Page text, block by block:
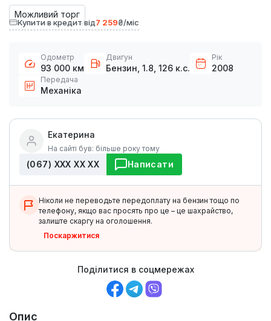
Можливий торг
Купити в кредит від7 259₴/міс
Одометр
93 000 км
Двигун
Бензин, 1.8, 126 к.с.
Рік
2008
Передача
Механіка
Екатерина
На сайті був: більше року тому
(067) ХХХ ХХ ХХ Написати
Ніколи не переводьте передоплату на бензин тощо по
телефону, якщо вас просять про це – це шахрайство,
залиште скаргу на оголошення.
Поскаржитися
Поділитися в соцмережах
Опис